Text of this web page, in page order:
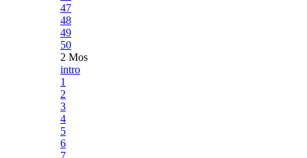
47
48
49
50
2 Mos
intro
1
2
3
4
5
6
7